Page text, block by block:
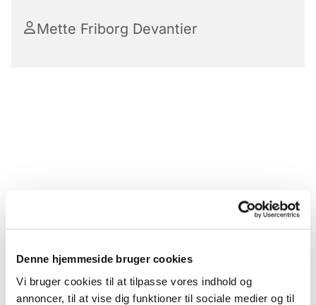
Denne hjemmeside bruger cookies
Vi bruger cookies til at tilpasse vores indhold og
annoncer, til at vise dig funktioner til sociale medier og til
Mette Friborg Devantier